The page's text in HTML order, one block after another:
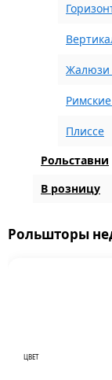
Жалюзи
Плиссе
Рольставни
В розницу
Рольшторы
ЦВЕТ